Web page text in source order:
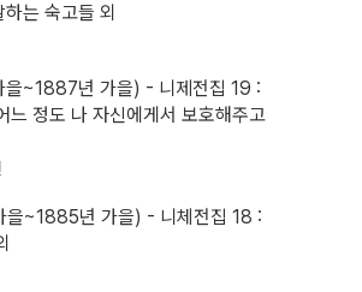
는 숙고들 외
~1887년 가을) - 니제전집 19 :
느 정도 나 자신에게서 보호해주고
~1885년 가을) - 니체전집 18 :